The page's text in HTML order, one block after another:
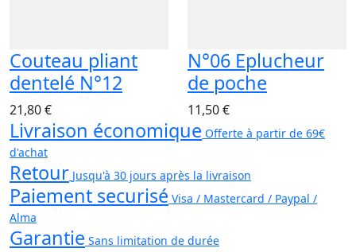
Couteau pliant
dentelé N°12
21,80 €
N°06 Eplucheur
de poche
11,50 €
Livraison économique Offerte à partir de 69€
d'achat
Retour Jusqu'à 30 jours après la livraison
Paiement securisé Visa / Mastercard / Paypal /
Alma
Garantie Sans limitation de durée